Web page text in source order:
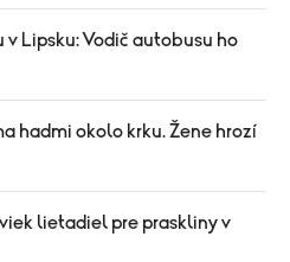
v Lipsku: Vodič autobusu ho
hadmi okolo krku. Žene hrozí
lietadiel pre praskliny v